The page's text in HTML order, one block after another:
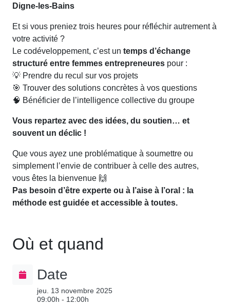
Digne-les-Bains
Et si vous preniez trois heures pour réfléchir autrement à
votre activité ?
Le codéveloppement, c’est untemps d’échange
structuré entre femmes entrepreneurespour :
💡 Prendre du recul sur vos projets
🎯 Trouver des solutions concrètes à vos questions
🧠 Bénéficier de l’intelligence collective du groupe
Vous repartez avec des idées, du soutien… et
souvent un déclic !
Que vous ayez une problématique à soumettre ou
simplement l’envie de contribuer à celle des autres,
vous êtes la bienvenue 🙌
Pas besoin d’être experte ou à l’aise à l’oral : la
méthode est guidée et accessible à toutes.
Où et quand
Date
jeu. 13 novembre 2025
09:00h - 12:00h